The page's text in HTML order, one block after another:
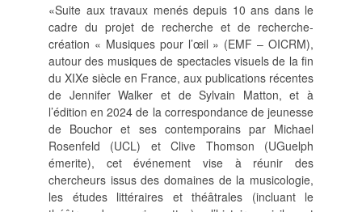
INFORMATIONS
MENTIONS LÉGALES,
CRÉDITS & CGU
NOUS CONTACTER
«Suite aux travaux menés depuis 10 ans dans le
cadre du projet de recherche et de recherche-
création « Musiques pour l’œil » (EMF – OICRM),
autour des musiques de spectacles visuels de la fin
du XIXe siècle en France, aux publications récentes
de Jennifer Walker et de Sylvain Matton, et à
l’édition en 2024 de la correspondance de jeunesse
de Bouchor et ses contemporains par Michael
Rosenfeld (UCL) et Clive Thomson (UGuelph
émerite), cet événement vise à réunir des
chercheurs issus des domaines de la musicologie,
les études littéraires et théâtrales (incluant le